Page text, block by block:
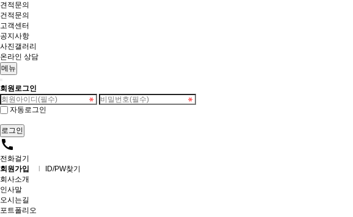
견적문의
건적문의
고객센터
공지사항
사진갤러리
온라인 상담
메뉴
회원로그인
자동로그인
call
전화걸기
회원가입
ID/PW찾기
회사소개
인사말
오시는길
포트폴리오